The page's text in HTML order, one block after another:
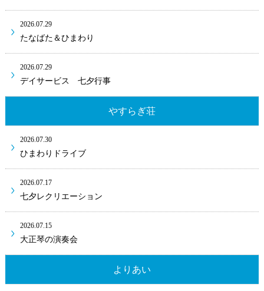
2026.07.29
たなばた＆ひまわり
2026.07.29
デイサービス 七夕行事
やすらぎ荘
2026.07.30
ひまわりドライブ
2026.07.17
七夕レクリエーション
2026.07.15
大正琴の演奏会
よりあい